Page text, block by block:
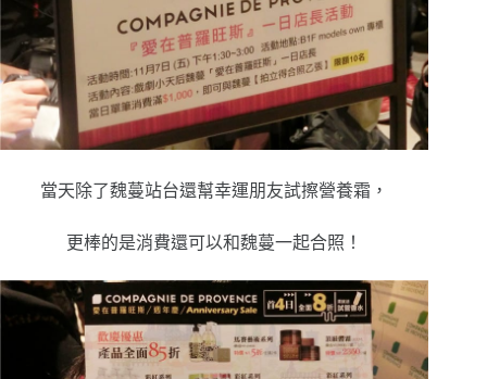
當天除了魏蔓站台還幫幸運朋友試擦營養霜，
更棒的是消費還可以和魏蔓一起合照！